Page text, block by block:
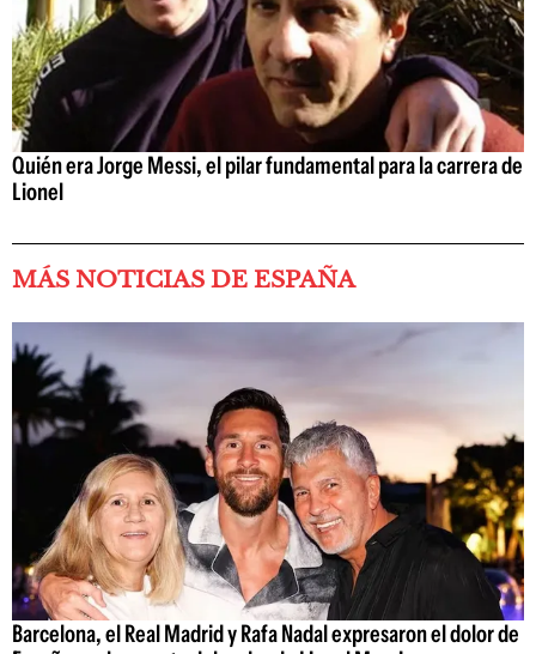
Quién era Jorge Messi, el pilar fundamental para la carrera de
Lionel
MÁS NOTICIAS DE ESPAÑA
Barcelona, el Real Madrid y Rafa Nadal expresaron el dolor de